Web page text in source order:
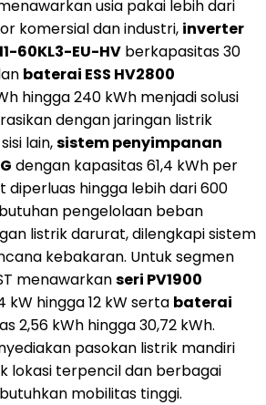
usia pakai lebih dari
komersial dan industri, inverter
60KL3-EU-HV berkapasitas 30
baterai ESS HV2800
hingga 240 kWh menjadi solusi
dengan jaringan listrik
lain,sistem penyimpanan
dengan kapasitas 61,4 kWh per
diperluas hingga lebih dari 600
pengelolaan beban
listrik darurat, dilengkapi sistem
kebakaran. Untuk segmen
menawarkanseri PV1900
hingga 12 kW serta baterai
2,56 kWh hingga 30,72 kWh.
pasokan listrik mandiri
lokasi terpencil dan berbagai
mobilitas tinggi.